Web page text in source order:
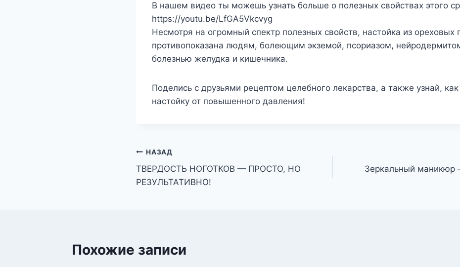
В нашем видео ты можешь узнать больше о полезных свойствах этого
https://youtu.be/LfGA5Vkcvyg
Несмотря на огромный спектр полезных свойств, настойка из ореховых
противопоказана людям, болеющим экземой, псориазом,
болезнью желудка и кишечника.
Поделись с друзьями рецептом целебного лекарства, а также узнай, как
настойку от повышенного давления!
Навигация
по
НАЗАД
ТВЕРДОСТЬ НОГОТКОВ — ПРОСТО, НО
РЕЗУЛЬТАТИВНО!
Зеркальный
Похожие записи